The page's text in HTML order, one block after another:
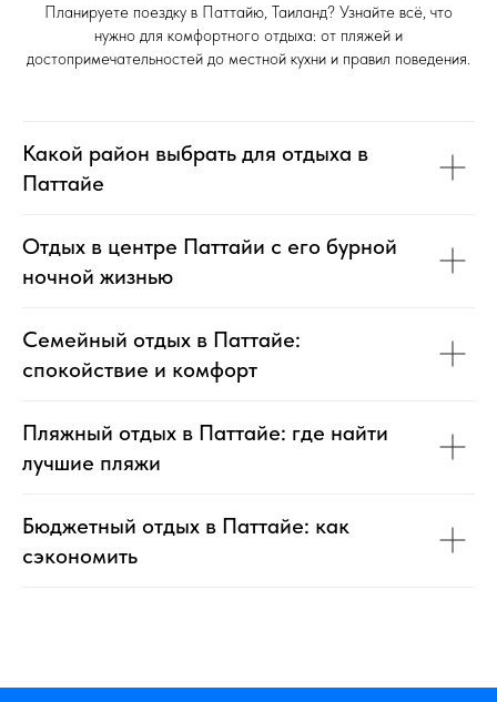
Планируете поездку в Паттайю, Таиланд? Узнайте всё, что
нужно для комфортного отдыха: от пляжей и
достопримечательностей до местной кухни и правил поведения.
Какой район выбрать для отдыха в
Паттайе
Отдых в центре Паттайи с его бурной
ночной жизнью
Семейный отдых в Паттайе:
спокойствие и комфорт
Пляжный отдых в Паттайе: где найти
лучшие пляжи
Бюджетный отдых в Паттайе: как
сэкономить